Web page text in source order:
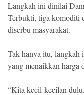
Langkah ini dinilai
Terbukti, tiga komoditi
diserbu masyarakat.
Tak hanya itu, langkah
yang menaikkan harga
“Kita kecil-kecilan